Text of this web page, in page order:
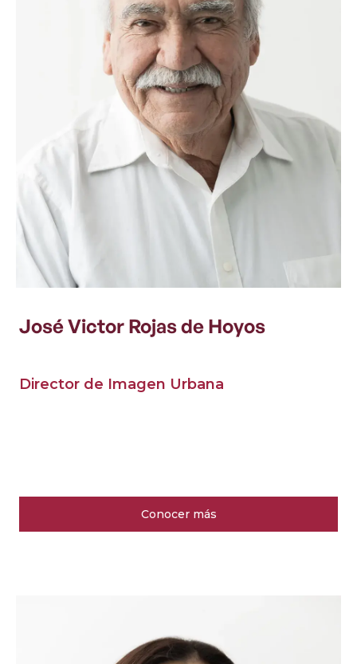
José Victor Rojas de Hoyos
Director de Imagen Urbana
Conocer más